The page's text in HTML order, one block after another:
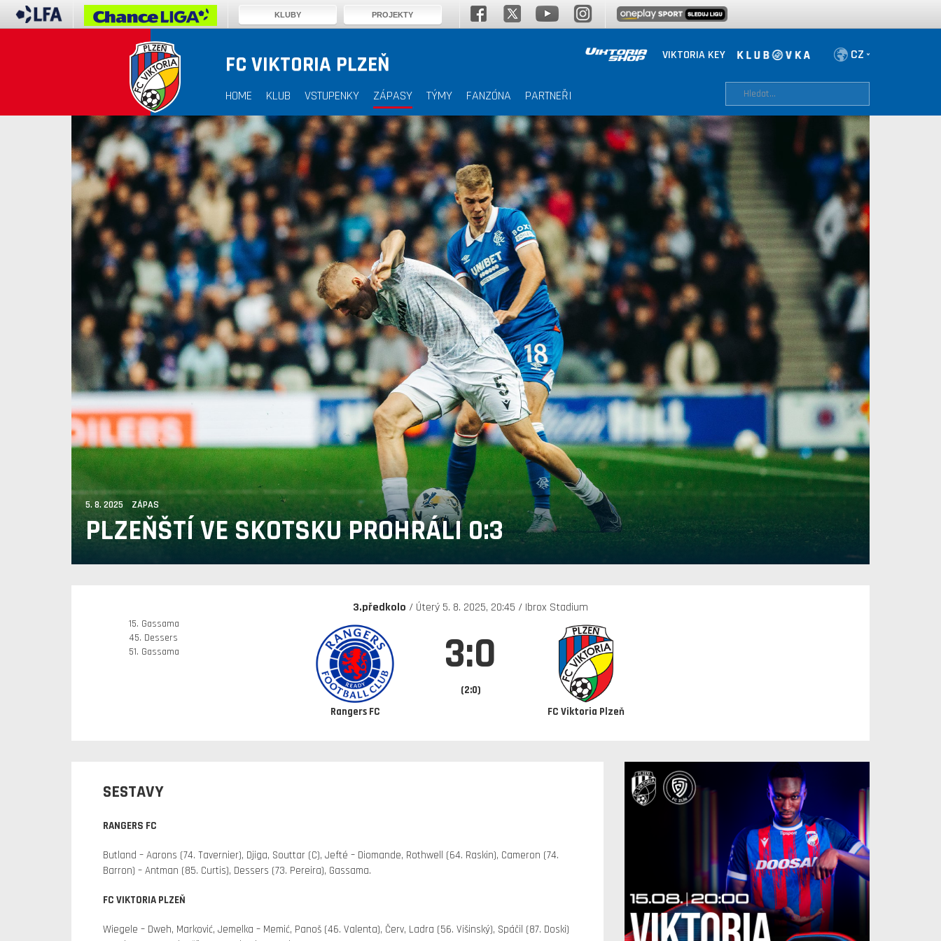
VIKTORIA KEY
FC VIKTORIA PLZEŇ
HOME KLUB VSTUPENKY ZÁPASY TÝMY FANZÓNA PARTNEŘI
5. 8. 2025 ZÁPAS
PLZEŇŠTÍ VE SKOTSKU PROHRÁLI 0:3
15. Gassama
45. Dessers
51. Gassama
3.předkolo / Úterý 5. 8. 2025, 20:45 / Ibrox Stadium
Rangers FC
3:0
(2:0)
FC Viktoria Plzeň
SESTAVY
RANGERS FC
Butland – Aarons (74. Tavernier), Djiga, Souttar (C), Jefté – Diomande, Rothwell (64. Raskin), Cameron (74.
Barron) – Antman (85. Curtis), Dessers (73. Pereira), Gassama.
FC VIKTORIA PLZEŇ
Wiegele – Dweh, Marković, Jemelka – Memić, Panoš (46. Valenta), Červ, Ladra (56. Višinský), Spáčil (87. Doski)
KLUBY PROJEKTY